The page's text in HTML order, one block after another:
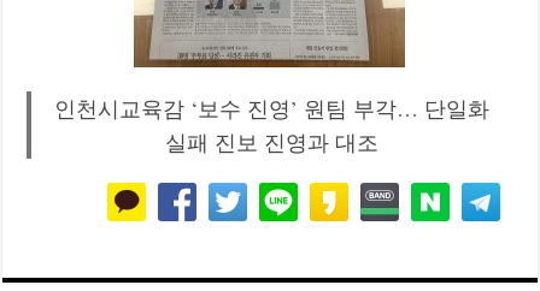
인천시교육감 ‘보수 진영’ 원팀 부각… 단일화
실패 진보 진영과 대조